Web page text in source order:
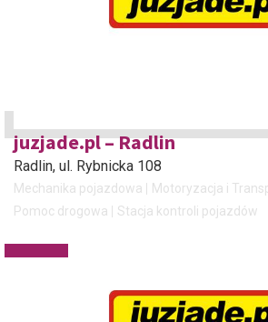
juzjade.pl – Radlin
Radlin, ul. Rybnicka 108
Mechanika pojazdowa
Motoryzacja i
Pomoc drogowa
Stacja kontroli pojazdów